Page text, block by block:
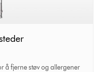
å fjerne støv og allergener